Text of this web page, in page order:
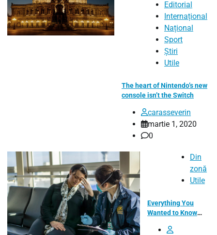
Editorial
Internațional
Național
Sport
Știri
Utile
The heart of Nintendo’s new
console isn’t the Switch
carasseverin
martie 1, 2020
0
Din
zonă
Utile
Everything You
Wanted to Know